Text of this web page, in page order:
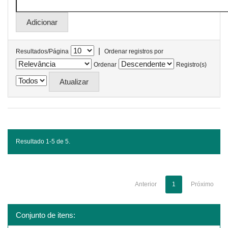
Resultados/Página |
Ordenar registros por
Ordenar
Registro(s)
Resultado 1-5 de 5.
Anterior 1 Próximo
Conjunto de itens: